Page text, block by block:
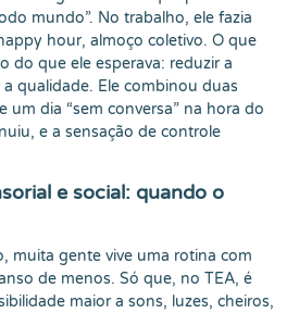
mundo”. No trabalho, ele fazia
hour, almoço coletivo. O que
do que ele esperava: reduzir a
qualidade. Ele combinou duas
um dia “sem conversa” na hora do
e a sensação de controle
e social: quando o
muita gente vive uma rotina com
de menos. Só que, no TEA, é
maior a sons, luzes, cheiros,